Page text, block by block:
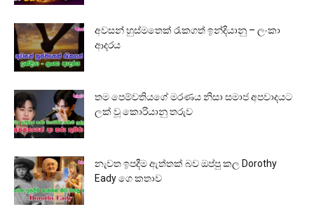
අවසන් හුස්මතෙක් රැකගත් ඉන්දියානු – ලංකා
ආදරය
තම පෙම්වතියගේ මරණය නිසා සමාජ අපවාදයට
ලක් වූ කොරියානු තරුව
නැවත ඉපදීම ඇත්තක් බව ඔප්පු කල Dorothy
Eady ගෙ කතාව